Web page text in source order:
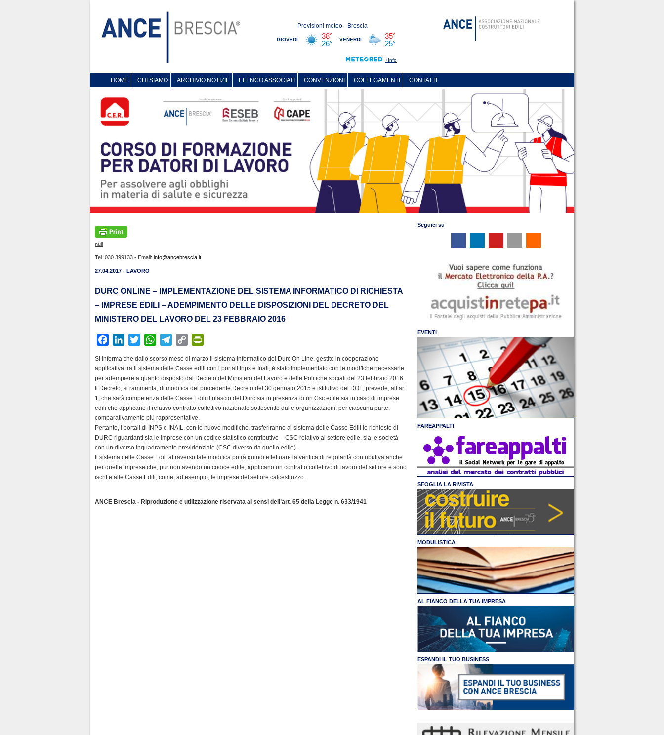
HOME CHI SIAMO ARCHIVIO NOTIZIE ELENCO ASSOCIATI CONVENZIONI COLLEGAMENTI CONTATTI
null
Tel. 030.399133 - Email: info@ancebrescia.it
27.04.2017 - LAVORO
DURC ONLINE – IMPLEMENTAZIONE DEL SISTEMA INFORMATICO DI RICHIESTA
– IMPRESE EDILI – ADEMPIMENTO DELLE DISPOSIZIONI DEL DECRETO DEL
MINISTERO DEL LAVORO DEL 23 FEBBRAIO 2016
c
e
b
o
o
k
n
k
e
d
I
n
i
t
t
e
r
W
a
t
s
A
p
p
l
e
g
r
a
m
C
p
y
L
i
n
k
i
n
t
F
r
e
n
d
l
y
Si informa che dallo scorso mese di marzo il sistema informatico del Durc On Line, gestito in cooperazione
applicativa tra il sistema delle Casse edili con i portali Inps e Inail, è stato implementato con le modifiche necessarie
per adempiere a quanto disposto dal Decreto del Ministero del Lavoro e delle Politiche sociali del 23 febbraio 2016.
Il Decreto, si rammenta, di modifica del precedente Decreto del 30 gennaio 2015 e istitutivo del DOL, prevede, all’art.
1, che sarà competenza delle Casse Edili il rilascio del Durc sia in presenza di un Csc edile sia in caso di imprese
edili che applicano il relativo contratto collettivo nazionale sottoscritto dalle organizzazioni, per ciascuna parte,
comparativamente più rappresentative.
Pertanto, i portali di INPS e INAIL, con le nuove modifiche, trasferiranno al sistema delle Casse Edili le richieste di
DURC riguardanti sia le imprese con un codice statistico contributivo – CSC relativo al settore edile, sia le società
con un diverso inquadramento previdenziale (CSC diverso da quello edile).
Il sistema delle Casse Edili attraverso tale modifica potrà quindi effettuare la verifica di regolarità contributiva anche
per quelle imprese che, pur non avendo un codice edile, applicano un contratto collettivo di lavoro del settore e sono
iscritte alle Casse Edili, come, ad esempio, le imprese del settore calcestruzzo.
ANCE Brescia - Riproduzione e utilizzazione riservata ai sensi dell’art. 65 della Legge n. 633/1941
Seguici su
EVENTI
FAREAPPALTI
SFOGLIA LA RIVISTA
MODULISTICA
AL FIANCO DELLA TUA IMPRESA
ESPANDI IL TUO BUSINESS